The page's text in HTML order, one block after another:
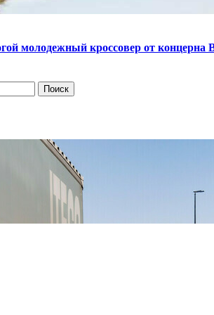
молодежный кроссовер от концерна